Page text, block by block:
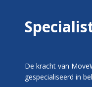
De kracht van
gespecialiseerd in